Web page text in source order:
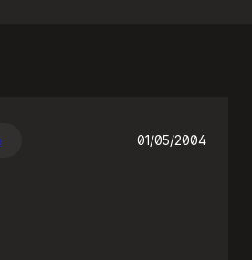
01/05/2004